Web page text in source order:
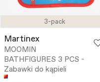
3-pack
Martinex
MOOMIN
BATHFIGURES 3 PCS -
Zabawki do kąpieli